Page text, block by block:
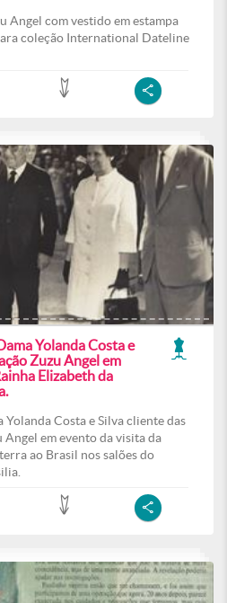
Angel com vestido em estampa
coleção International Dateline
Yolanda Costa e
Zuzu Angel em
Elizabeth da
Costa e Silva cliente das
em evento da visita da
ao Brasil nos salões do